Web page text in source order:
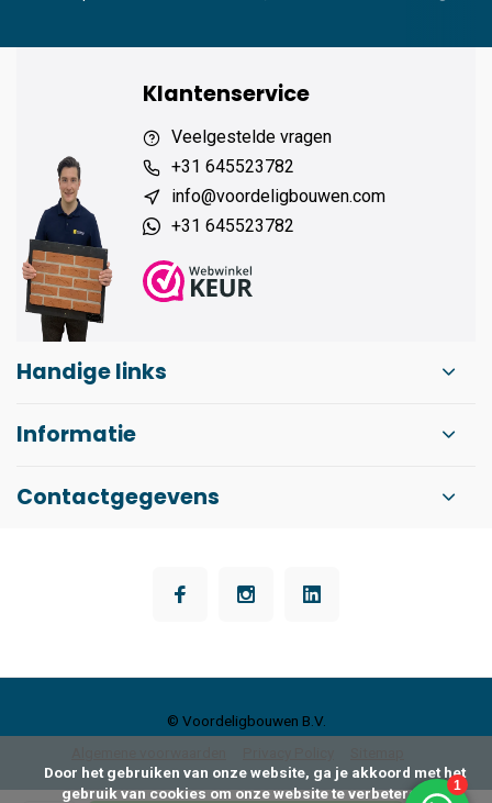
Klantenservice
Veelgestelde vragen
+31 645523782
info@voordeligbouwen.com
+31 645523782
Handige links
Informatie
Contactgegevens
© Voordeligbouwen B.V.
gebruik van cookies om onze website te verbeteren.